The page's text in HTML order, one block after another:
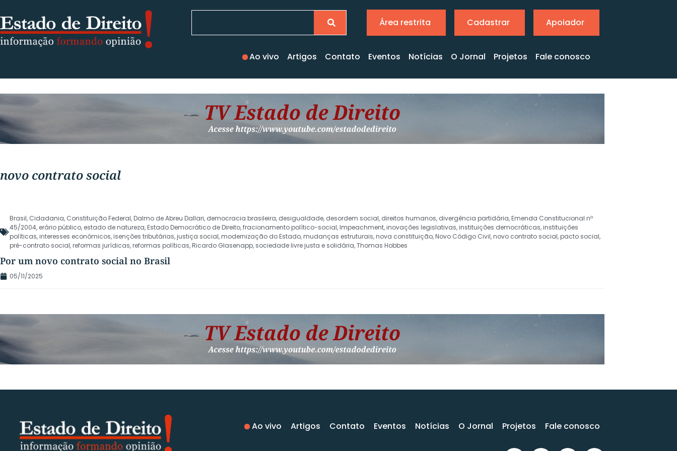
Área restrita Cadastrar Apoiador
Ao vivo Artigos Contato Eventos Notícias O Jornal Projetos Fale conosco
novo contrato social
Brasil, Cidadania, Constituição Federal,Dalmo de Abreu Dallari, democracia brasileira, desigualdade, desordem social, direitos humanos, divergência partidária,Emenda Constitucional nº
45/2004, erário público, estado de natureza,Estado Democrático de Direito,fracionamento político-social,Impeachment,inovações legislativas,instituições democráticas,instituições
políticas,interesses econômicos,isenções tributárias,justiça social,modernização do Estado,mudanças estruturais,nova constituição,Novo Código Civil,novo contrato social,pacto social,
pré-contrato social,reformas jurídicas,reformas políticas,Ricardo Glasenapp, sociedade livre justa e solidária,Thomas Hobbes
Por um novo contrato social no Brasil
05/11/2025
Ao vivo Artigos Contato Eventos Notícias O Jornal Projetos Fale conosco